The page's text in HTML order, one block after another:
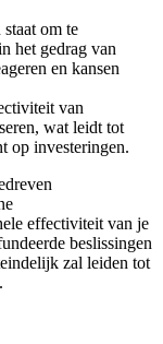
om te
het gedrag van
en kansen
van
wat leidt tot
op investeringen.
effectiviteit van je
beslissingen
zal leiden tot